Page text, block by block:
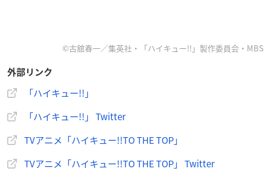
©古舘春一／集英社・「ハイキュー!!」製作委員会・MBS
外部リンク
「ハイキュー!!」
「ハイキュー!!」 Twitter
TVアニメ「ハイキュー!!TO THE TOP」
TVアニメ「ハイキュー!!TO THE TOP」 Twitter